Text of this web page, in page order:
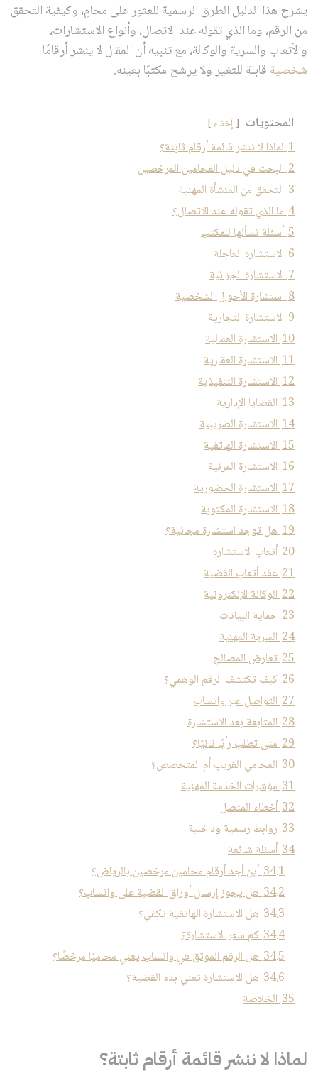
يشرح هذا الدليل الطرق الرسمية للعثور على محامٍ، وكيفية التحقق
من الرقم، وما الذي تقوله عند الاتصال، وأنواع الاستشارات،
والأتعاب والسرية والوكالة، مع تنبيه أن المقال لا ينشر أرقامًا
شخصيةقابلة للتغير ولا يرشح مكتبًا بعينه.
المحتويات إخفاء
1 لماذا لا ننشر قائمة أرقام ثابتة؟
2 البحث في دليل المحامين المرخصين
3 التحقق من المنشأة المهنية
4 ما الذي تقوله عند الاتصال؟
5 أسئلة تسألها للمكتب
6 الاستشارة العاجلة
7 الاستشارة الجزائية
8 استشارة الأحوال الشخصية
9 الاستشارة التجارية
10 الاستشارة العمالية
11 الاستشارة العقارية
12 الاستشارة التنفيذية
13 القضايا الإدارية
14 الاستشارة الضريبية
15 الاستشارة الهاتفية
16 الاستشارة المرئية
17 الاستشارة الحضورية
18 الاستشارة المكتوبة
19 هل توجد استشارة مجانية؟
20 أتعاب الاستشارة
21 عقد أتعاب القضية
22 الوكالة الإلكترونية
23 حماية البيانات
24 السرية المهنية
25 تعارض المصالح
26 كيف تكتشف الرقم الوهمي؟
27 التواصل عبر واتساب
28 المتابعة بعد الاستشارة
29 متى تطلب رأيًا ثانيًا؟
30 المحامي القريب أم المتخصص؟
31 مؤشرات الخدمة المهنية
32 أخطاء المتصل
33 روابط رسمية وداخلية
34 أسئلة شائعة
34.1 أين أجد أرقام محامين مرخصين بالرياض؟
34.2 هل يجوز إرسال أوراق القضية على واتساب؟
34.3 هل الاستشارة الهاتفية تكفي؟
34.4 كم سعر الاستشارة؟
34.5 هل الرقم الموثق في واتساب يعني محاميًا مرخصًا؟
34.6 هل الاستشارة تعني بدء القضية؟
35 الخلاصة
لماذا لا ننشر قائمة أرقام ثابتة؟